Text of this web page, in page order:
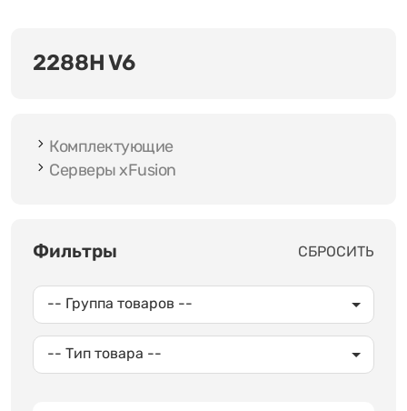
2288H V6
Фильтры СБРОСИТЬ
-- Группа товаров --
-- Тип товара --
Комплектующие
Серверы xFusion